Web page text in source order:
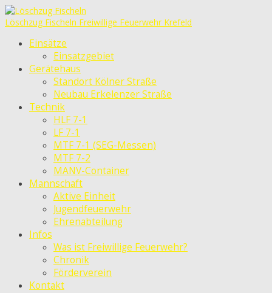
Löschzug Fischeln Freiwillige Feuerwehr Krefeld
Einsätze
Einsatzgebiet
Gerätehaus
Standort Kölner Straße
Neubau Erkelenzer Straße
Technik
HLF 7-1
LF 7-1
MTF 7-1 (SEG-Messen)
MTF 7-2
MANV-Container
Mannschaft
Aktive Einheit
Jugendfeuerwehr
Ehrenabteilung
Infos
Was ist Freiwillige Feuerwehr?
Chronik
Förderverein
Kontakt